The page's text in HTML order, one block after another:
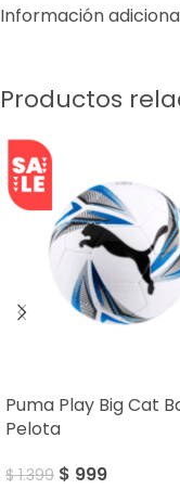
Información
Productos
Puma Play Big Cat
Pelota
$1.399 $ 999